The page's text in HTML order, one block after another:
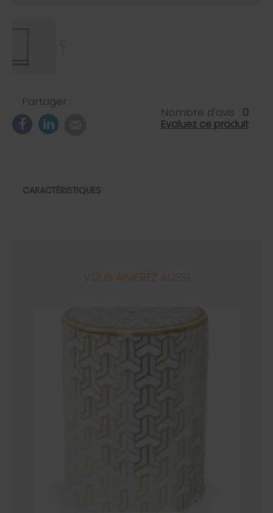
Partager :
Nombre d'avis : 0
Evaluez ce produit
CARACTÉRISTIQUES
VOUS AIMEREZ AUSSI